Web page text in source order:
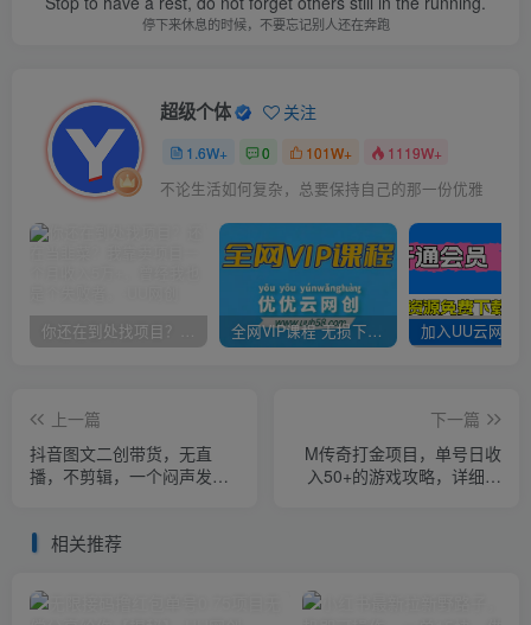
停下来休息的时候，不要忘记别人还在奔跑
超级个体 关注
1.6W+ 0 101W+ 1119W+
不论生活如何复杂，总要保持自己的那一份优雅
你还在到处找项目？还在当韭菜？我靠卖项目一个月收入5万+，曾经我也是个失败者。 全网VIP课程 无损下载~
上一篇
抖音图文二创带货，无直
播，不剪辑，一个闷声发大
下一篇
M传奇打金项目，单号日收
入50+的游戏攻略，详细搬
相关推荐